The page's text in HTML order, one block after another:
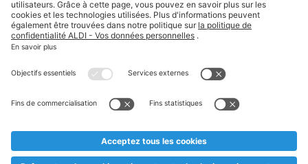
Textes marqués d'un astérisque et mentions légales
* Nous vendons ces articles temporairement et jusqu'à
au cas où, malgré le planning bien étudié, nous serions
prématurément en rupture de stock. Prix Recupel et TVA incl.
** Sur ce site, l’utilisation de la forme masculine a été adoptée